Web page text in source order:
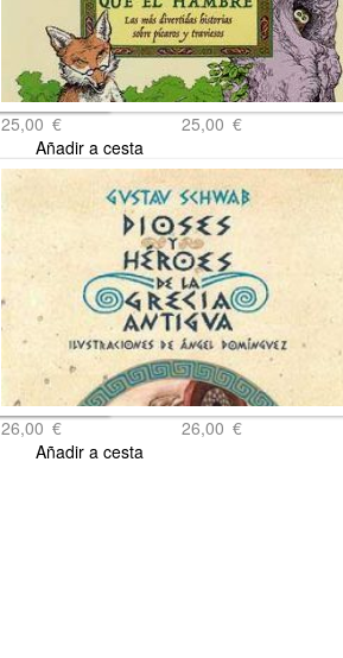
25,00 € 25,00 €
Añadir a cesta
26,00 € 26,00 €
Añadir a cesta